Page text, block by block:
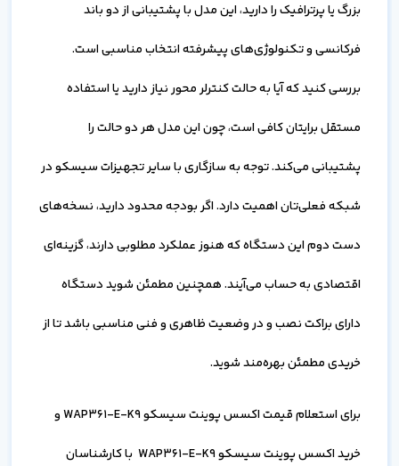
بزرگ یا پرترافیک را دارید، این مدل با پشتیبانی از دو باند
فرکانسی و تکنولوژی‌های پیشرفته انتخاب مناسبی است.
بررسی کنید که آیا به حالت کنترلر محور نیاز دارید یا استفاده
مستقل برایتان کافی است، چون این مدل هر دو حالت را
پشتیبانی می‌کند. توجه به سازگاری با سایر تجهیزات سیسکو در
شبکه فعلی‌تان اهمیت دارد. اگر بودجه محدود دارید، نسخه‌های
دست دوم این دستگاه که هنوز عملکرد مطلوبی دارند، گزینه‌ای
اقتصادی به حساب می‌آیند. همچنین مطمئن شوید دستگاه
دارای براکت نصب و در وضعیت ظاهری و فنی مناسبی باشد تا از
خریدی مطمئن بهره‌مند شوید.
برای استعلام قیمت اکسس پوینت سیسکو WAP361-E-K9 و
خرید اکسس پوینت سیسکو WAP361-E-K9 با کارشناسان